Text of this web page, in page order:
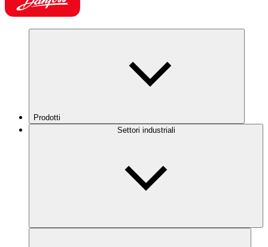
Prodotti
Settori industriali